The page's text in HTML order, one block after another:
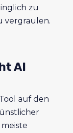
zu
vergraulen.
AI
auf den